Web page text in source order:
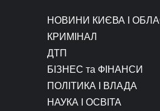
НОВИНИ КИЄВА І
КРИМІНАЛ
ДТП
БІЗНЕС та ФІНАНСИ
ПОЛІТИКА І ВЛАДА
НАУКА І ОСВІТА